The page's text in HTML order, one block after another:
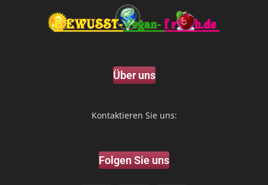
Über uns
Kontaktieren Sie uns:
Folgen Sie uns